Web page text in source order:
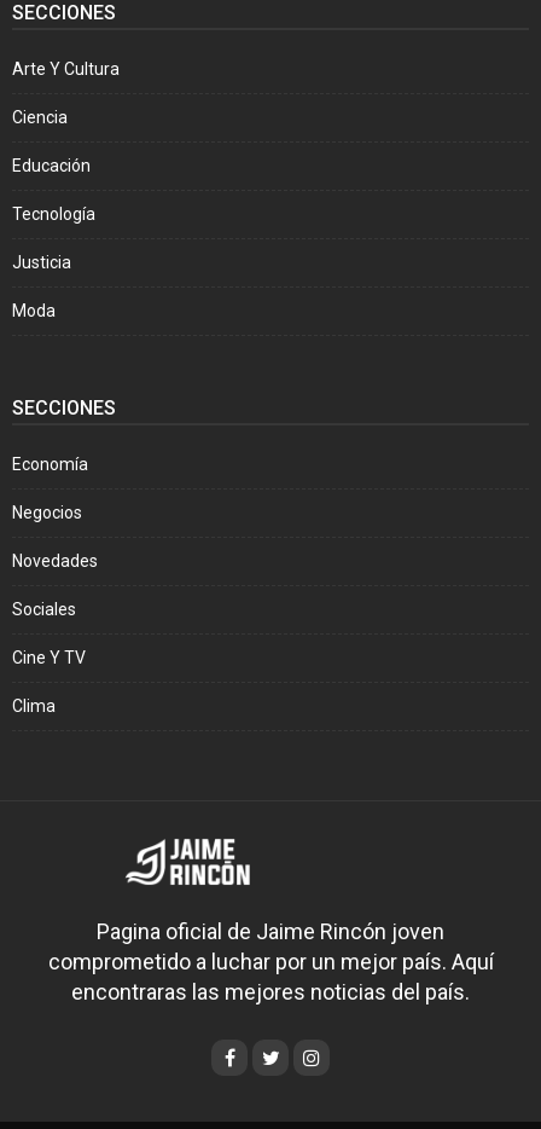
SECCIONES
Arte Y Cultura
Ciencia
Educación
Tecnología
Justicia
Moda
SECCIONES
Economía
Negocios
Novedades
Sociales
Cine Y TV
Clima
Pagina oficial de Jaime Rincón joven
comprometido a luchar por un mejor país. Aquí
encontraras las mejores noticias del país.